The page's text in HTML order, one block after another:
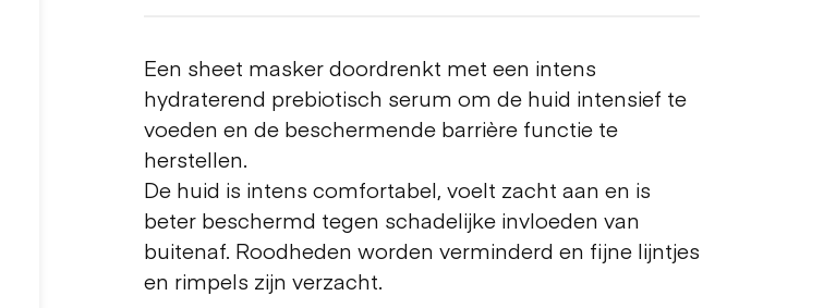
Een sheet masker doordrenkt met een intens
hydraterend prebiotisch serum om de huid intensief te
voeden en de beschermende barrière functie te
herstellen.
De huid is intens comfortabel, voelt zacht aan en is
beter beschermd tegen schadelijke invloeden van
buitenaf. Roodheden worden verminderd en fijne lijntjes
en rimpels zijn verzacht.